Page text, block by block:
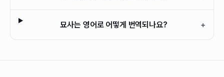
묘사는 영어로 어떻게 번역되나요? +